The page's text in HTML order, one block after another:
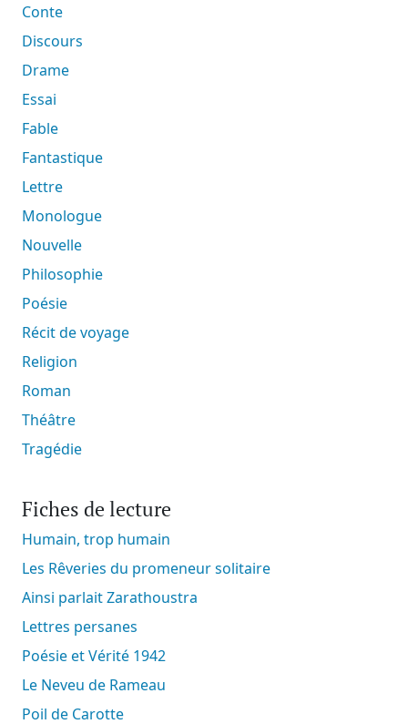
Conte
Discours
Drame
Essai
Fable
Fantastique
Lettre
Monologue
Nouvelle
Philosophie
Poésie
Récit de voyage
Religion
Roman
Théâtre
Tragédie
Fiches de lecture
Humain, trop humain
Les Rêveries du promeneur solitaire
Ainsi parlait Zarathoustra
Lettres persanes
Poésie et Vérité 1942
Le Neveu de Rameau
Poil de Carotte